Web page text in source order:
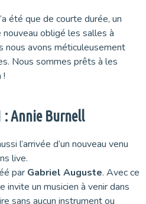
été que de courte durée, un
obligé les salles à
nous avons méticuleusement
Nous sommes prêts à les
!
: Annie Burnell
l’arrivée d’un nouveau venu
live.
par Gabriel Auguste. Avec ce
invite un musicien à venir dans
sans aucun instrument ou